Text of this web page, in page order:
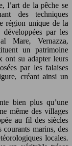
l’art de la pêche se
des techniques
région unique de la
par les
Mare, Vernazza,
un patrimoine
ont su adapter leurs
par les falaises
créant ainsi un
bien plus qu’une
même des villages
au fil des siècles
courants marins, des
locales.